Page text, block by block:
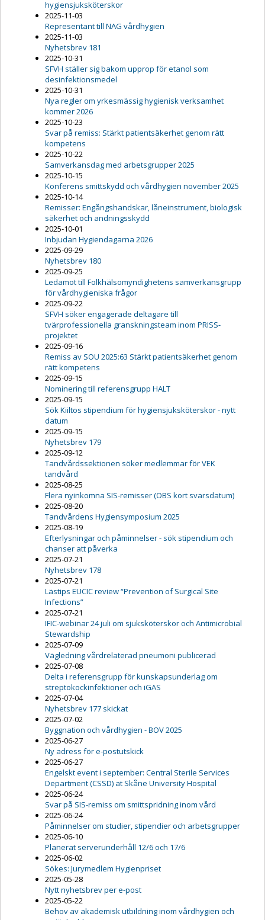
hygiensjuksköterskor
2025-11-03
Representant till NAG vårdhygien
2025-11-03
Nyhetsbrev 181
2025-10-31
SFVH ställer sig bakom upprop för etanol som
desinfektionsmedel
2025-10-31
Nya regler om yrkesmässig hygienisk verksamhet
kommer 2026
2025-10-23
Svar på remiss: Stärkt patientsäkerhet genom rätt
kompetens
2025-10-22
Samverkansdag med arbetsgrupper 2025
2025-10-15
Konferens smittskydd och vårdhygien november 2025
2025-10-14
Remisser: Engångshandskar, låneinstrument, biologisk
säkerhet och andningsskydd
2025-10-01
Inbjudan Hygiendagarna 2026
2025-09-29
Nyhetsbrev 180
2025-09-25
Ledamot till Folkhälsomyndighetens samverkansgrupp
för vårdhygieniska frågor
2025-09-22
SFVH söker engagerade deltagare till
tvärprofessionella granskningsteam inom PRISS-
projektet
2025-09-16
Remiss av SOU 2025:63 Stärkt patientsäkerhet genom
rätt kompetens
2025-09-15
Nominering till referensgrupp HALT
2025-09-15
Sök Kiiltos stipendium för hygiensjuksköterskor - nytt
datum
2025-09-15
Nyhetsbrev 179
2025-09-12
Tandvårdssektionen söker medlemmar för VEK
tandvård
2025-08-25
Flera nyinkomna SIS-remisser (OBS kort svarsdatum)
2025-08-20
Tandvårdens Hygiensymposium 2025
2025-08-19
Efterlysningar och påminnelser - sök stipendium och
chanser att påverka
2025-07-21
Nyhetsbrev 178
2025-07-21
Lästips EUCIC review “Prevention of Surgical Site
Infections”
2025-07-21
IFIC-webinar 24 juli om sjuksköterskor och Antimicrobial
Stewardship
2025-07-09
Vägledning vårdrelaterad pneumoni publicerad
2025-07-08
Delta i referensgrupp för kunskapsunderlag om
streptokockinfektioner och iGAS
2025-07-04
Nyhetsbrev 177 skickat
2025-07-02
Byggnation och vårdhygien - BOV 2025
2025-06-27
Ny adress för e-postutskick
2025-06-27
Engelskt event i september: Central Sterile Services
Department (CSSD) at Skåne University Hospital
2025-06-24
Svar på SIS-remiss om smittspridning inom vård
2025-06-24
Påminnelser om studier, stipendier och arbetsgrupper
2025-06-10
Planerat serverunderhåll 12/6 och 17/6
2025-06-02
Sökes: Jurymedlem Hygienpriset
2025-05-28
Nytt nyhetsbrev per e-post
2025-05-22
Behov av akademisk utbildning inom vårdhygien och